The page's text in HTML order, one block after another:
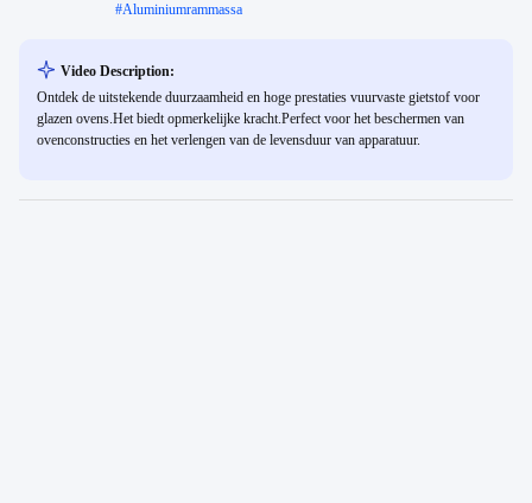
#Aluminiumrammassa
Video Description:
Ontdek de uitstekende duurzaamheid en hoge prestaties vuurvaste gietstof voor
glazen ovens.Het biedt opmerkelijke kracht.Perfect voor het beschermen van
ovenconstructies en het verlengen van de levensduur van apparatuur.